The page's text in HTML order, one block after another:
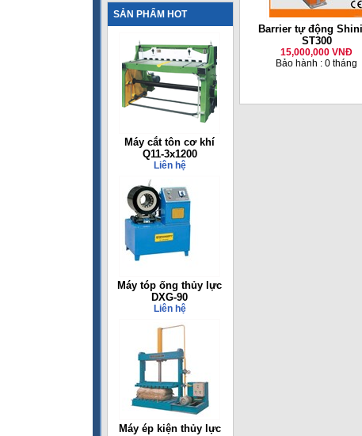
SẢN PHẨM HOT
Máy cắt tôn cơ khí
Q11-3x1200
Liên hệ
Máy tóp ống thủy lực
DXG-90
Liên hệ
Máy ép kiện thủy lực
Barrier tự động
ST300
15,000,000 VNĐ
Bảo hành : 0 tháng